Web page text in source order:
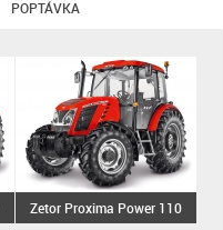
POPTÁVKA
Zetor Proxima Power 110